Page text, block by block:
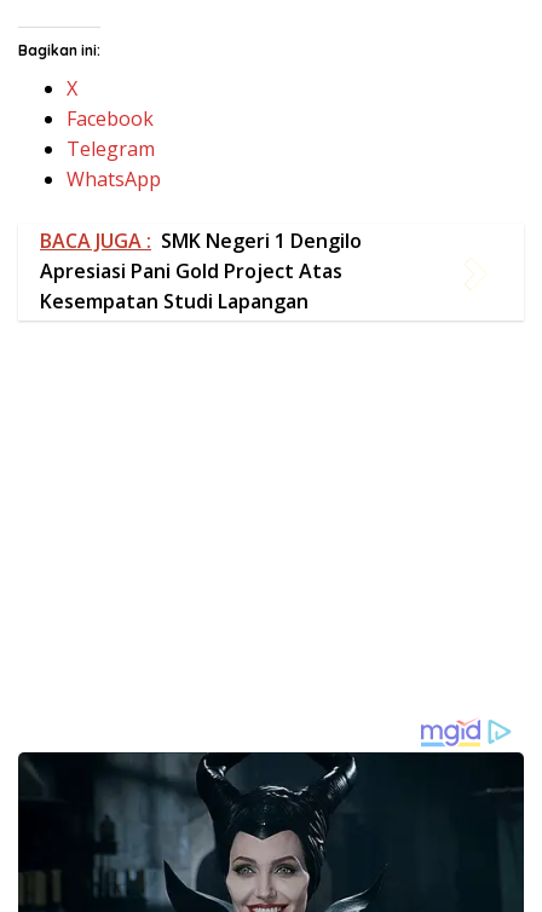
BACA JUGA :
Apresiasi Pani Gold Project Atas
Kesempatan Studi Lapangan